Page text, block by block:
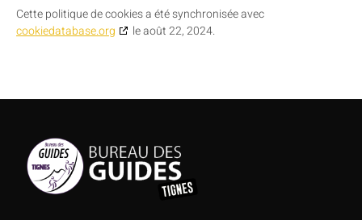
Cette politique de cookies a été synchronisée avec
cookiedatabase.org
le août 22, 2024.